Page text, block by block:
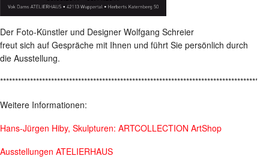
Der Foto-Künstler und Designer Wolfgang Schreier
freut sich auf Gespräche mit Ihnen und führt Sie persönlich durch
die Ausstellung.
Weitere Informationen:
Hans-Jürgen Hiby, Skulpturen: ARTCOLLECTION ArtShop
Ausstellungen ATELIERHAUS